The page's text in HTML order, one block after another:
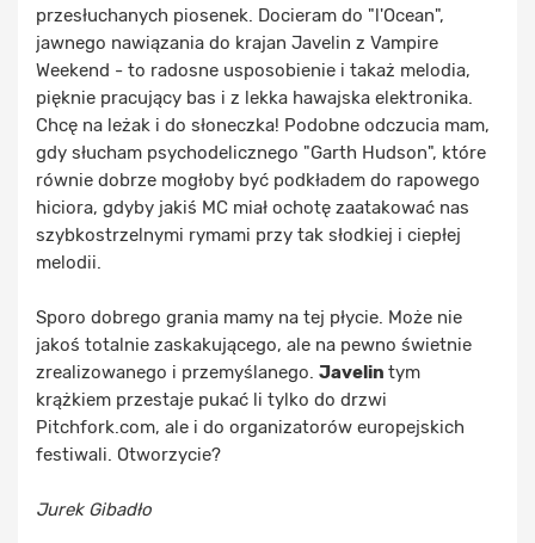
przesłuchanych piosenek. Docieram do "l'Ocean",
jawnego nawiązania do krajan Javelin z Vampire
Weekend - to radosne usposobienie i takaż melodia,
pięknie pracujący bas i z lekka hawajska elektronika.
Chcę na leżak i do słoneczka! Podobne odczucia mam,
gdy słucham psychodelicznego "Garth Hudson", które
równie dobrze mogłoby być podkładem do rapowego
hiciora, gdyby jakiś MC miał ochotę zaatakować nas
szybkostrzelnymi rymami przy tak słodkiej i ciepłej
melodii.
Sporo dobrego grania mamy na tej płycie. Może nie
jakoś totalnie zaskakującego, ale na pewno świetnie
zrealizowanego i przemyślanego. Javelin tym
krążkiem przestaje pukać li tylko do drzwi
Pitchfork.com, ale i do organizatorów europejskich
festiwali. Otworzycie?
Jurek Gibadło